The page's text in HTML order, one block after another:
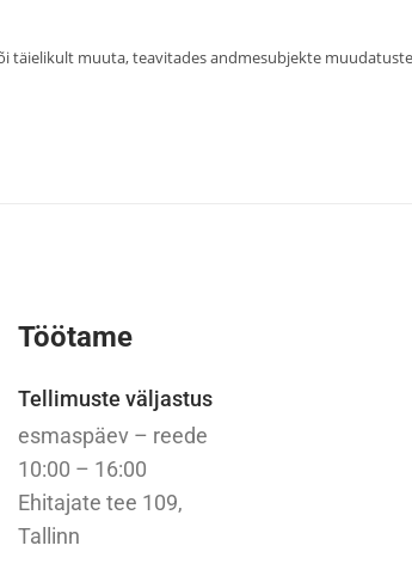
täielikult muuta, teavitades andmesubjekte
Töötame
Tellimuste väljastus
esmaspäev – reede
10:00 – 16:00
Ehitajate tee 109,
Tallinn